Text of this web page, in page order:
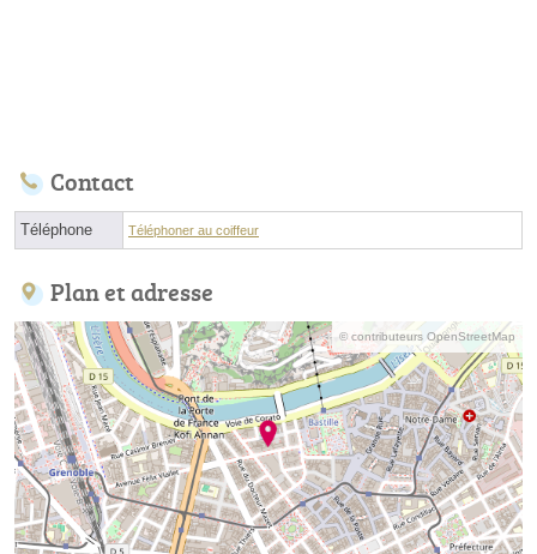
Contact
Téléphone Téléphoner au coiffeur
Plan et adresse
© contributeurs OpenStreetMap